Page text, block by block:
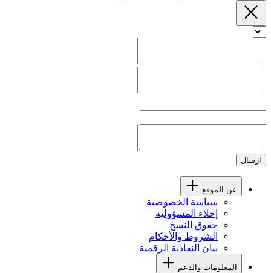
ارسال
عن الموقع
سياسة الخصوصية
إخلاء المسؤولية
حقوق النسخ
الشروط والأحكام
بيان النفاذية الرقمية
المعلومات والدعم